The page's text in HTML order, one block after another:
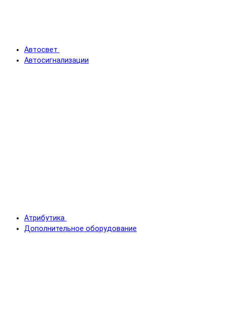
Автосвет
Автосигнализации
Атрибутика
Дополнительное оборудование